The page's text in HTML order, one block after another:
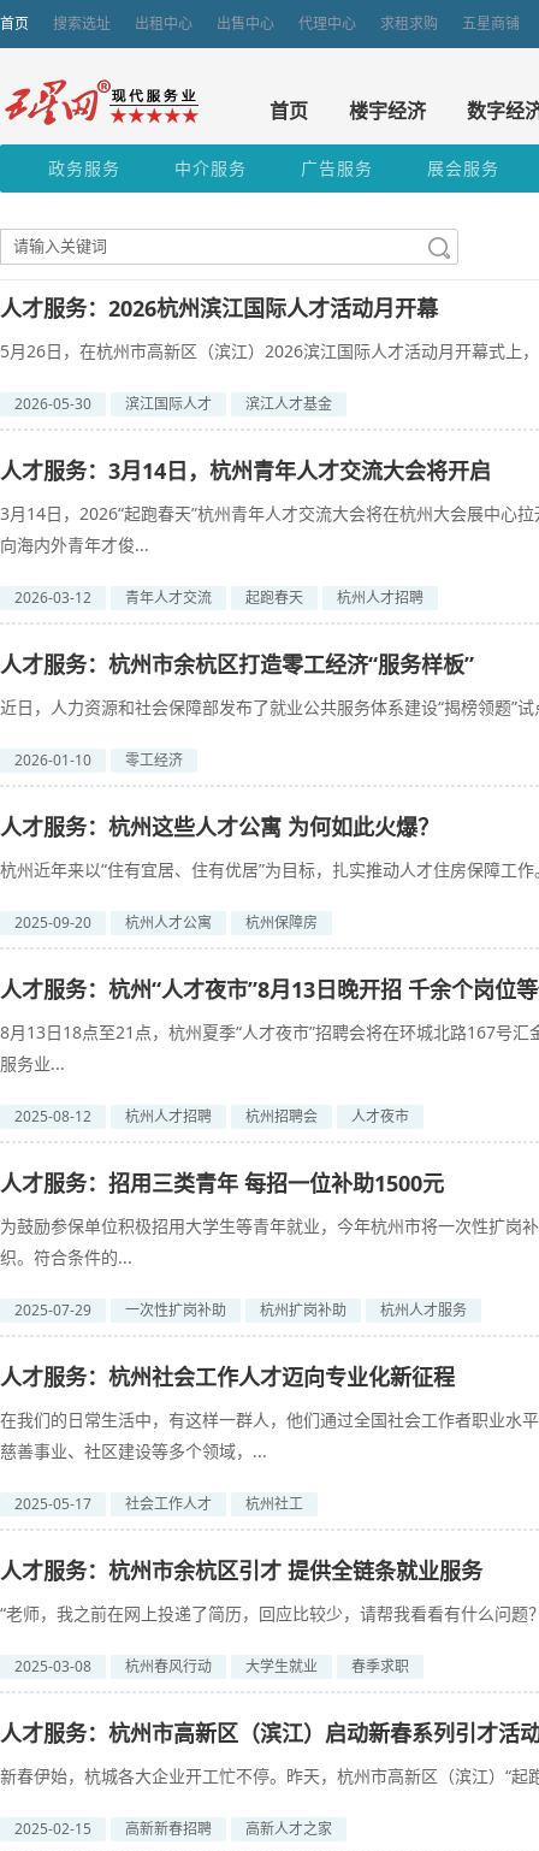
首页 搜索选址 出租中心 出售中心 代理中心 求租求购 五星商铺
首页 楼宇经济 数字经
政务服务 中介服务 广告服务 展会服务
人才服务：2026杭州滨江国际人才活动月开幕
5月26日，在杭州市高新区（滨江）2026滨江国际人才活动月开幕式上
2026-05-30 滨江国际人才 滨江人才基金
人才服务：3月14日，杭州青年人才交流大会将开启
3月14日，2026“起跑春天”杭州青年人才交流大会将在杭州大会展中心
向海内外青年才俊...
2026-03-12 青年人才交流 起跑春天 杭州人才招聘
人才服务：杭州市余杭区打造零工经济“服务样板”
近日，人力资源和社会保障部发布了就业公共服务体系建设“揭榜领题”
2026-01-10 零工经济
人才服务：杭州这些人才公寓 为何如此火爆？
杭州近年来以“住有宜居、住有优居”为目标，扎实推动人才住房保障工
2025-09-20 杭州人才公寓 杭州保障房
人才服务：杭州“人才夜市”8月13日晚开招 千余个岗位
8月13日18点至21点，杭州夏季“人才夜市”招聘会将在环城北路167号
服务业...
2025-08-12 杭州人才招聘 杭州招聘会 人才夜市
人才服务：招用三类青年 每招一位补助1500元
为鼓励参保单位积极招用大学生等青年就业，今年杭州市将一次性扩岗
织。符合条件的...
2025-07-29 一次性扩岗补助 杭州扩岗补助 杭州人才服务
人才服务：杭州社会工作人才迈向专业化新征程
在我们的日常生活中，有这样一群人，他们通过全国社会工作者职业水
慈善事业、社区建设等多个领域，...
2025-05-17 社会工作人才 杭州社工
人才服务：杭州市余杭区引才 提供全链条就业服务
“老师，我之前在网上投递了简历，回应比较少，请帮我看看有什么问题
2025-03-08 杭州春风行动 大学生就业 春季求职
人才服务：杭州市高新区（滨江）启动新春系列引才活
新春伊始，杭城各大企业开工忙不停。昨天，杭州市高新区（滨江）“
2025-02-15 高新新春招聘 高新人才之家